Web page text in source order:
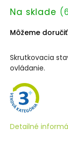
Na sklade
Môžeme
Skrutkovacia
ovládanie.
Detailné